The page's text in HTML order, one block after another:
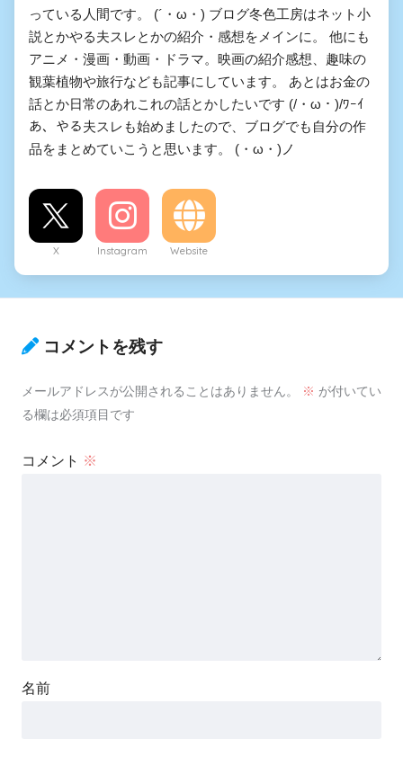
っている人間です。 (´・ω・) ブログ冬色工房はネット小
説とかやる夫スレとかの紹介・感想をメインに。 他にも
アニメ・漫画・動画・ドラマ。映画の紹介感想、趣味の
観葉植物や旅行なども記事にしています。 あとはお金の
話とか日常のあれこれの話とかしたいです (/・ω・)/ﾜｰｲ
あ、やる夫スレも始めましたので、ブログでも自分の作
品をまとめていこうと思います。 (・ω・)ノ
X Instagram Website
コメントを残す
メールアドレスが公開されることはありません。 ※ が付いてい
る欄は必須項目です
コメント ※
名前